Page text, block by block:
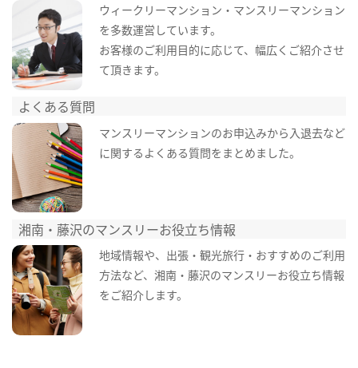
ウィークリーマンション・マンスリーマンション
を多数運営しています。
お客様のご利用目的に応じて、幅広くご紹介させ
て頂きます。
よくある質問
マンスリーマンションのお申込みから入退去など
に関するよくある質問をまとめました。
湘南・藤沢のマンスリーお役立ち情報
地域情報や、出張・観光旅行・おすすめのご利用
方法など、湘南・藤沢のマンスリーお役立ち情報
をご紹介します。